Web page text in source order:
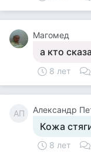
Магомед
а кто
8 лет
АП Александр
Кожа
8 лет